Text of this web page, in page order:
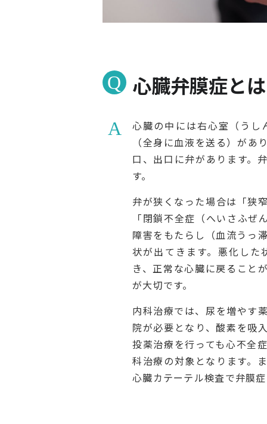
心臓弁膜症と
心臓の中には右心室（うし
（全身に血液を送る）が
口、出口に弁があります。
す。
弁が狭くなった場合は「狭
「閉鎖不全症（へいさふ
障害をもたらし（血流うっ
状が出てきます。悪化した
き、正常な心臓に戻ること
が大切です。
内科治療では、尿を増やす
院が必要となり、酸素を吸
投薬治療を行っても心不全
科治療の対象となります。
心臓カテーテル検査で弁膜